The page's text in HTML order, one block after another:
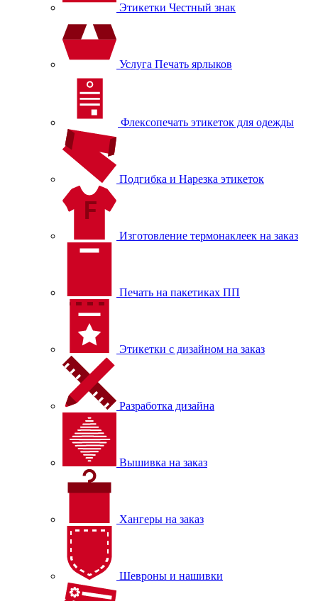
Этикетки Честный знак
Услуга Печать ярлыков
Флексопечать этикеток для одежды
Подгибка и Нарезка этикеток
Изготовление термонаклеек на заказ
Печать на пакетиках ПП
Этикетки с дизайном на заказ
Разработка дизайна
Вышивка на заказ
Хангеры на заказ
Шевроны и нашивки